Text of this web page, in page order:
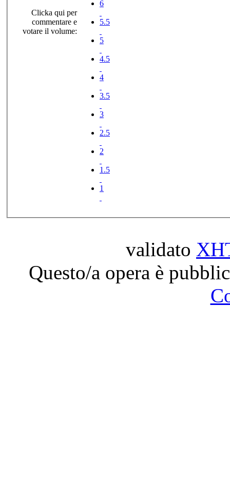
Clicka qui per
commentare e
votare il volume:
6
5.5
5
4.5
4
3.5
3
2.5
2
1.5
1
validato
Questo/a opera è